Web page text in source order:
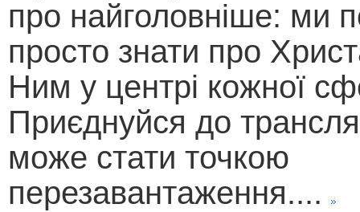
про найголовніше: ми
просто знати про
Ним у центрі кожної
Приєднуйся до
може стати точкою
перезавантаження....